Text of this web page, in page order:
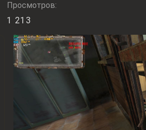
Просмотров:
1 213